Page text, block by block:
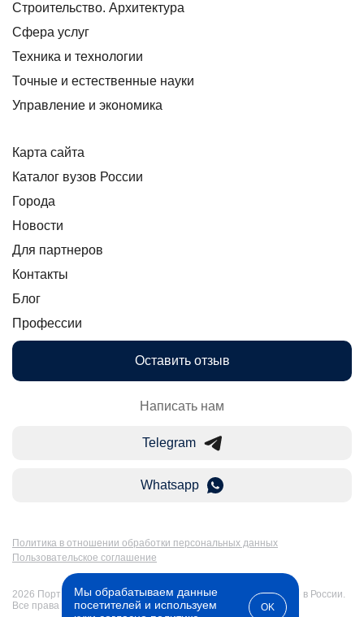
Строительство. Архитектура
Сфера услуг
Техника и технологии
Точные и естественные науки
Управление и экономика
Карта сайта
Каталог вузов России
Города
Новости
Для партнеров
Контакты
Блог
Профессии
Оставить отзыв
Написать нам
Telegram
Whatsapp
Политика в отношении обработки персональных данных
Пользовательское соглашение
2026 Портал Бакалавр-Магистр: дистанционное образование в России.
Все права защищены
Мы обрабатываем данные
посетителей и используем
OK